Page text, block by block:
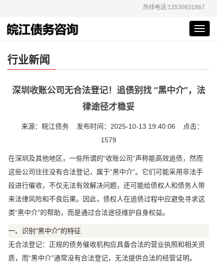
热线电话:13530831867
行业新闻
深圳收账公司无合法登记！追债别找 “黑中介”，法
律途径才稳妥
来源：皖江债务 发布时间：2025-10-13 19:40:06 点击：
1579
在深圳及其他地区，一些所谓的“收账公司”声称能高效追债，然而
这些公司往往没有合法登记，属于“黑中介”。它们可能采用非法手
段进行催收，不仅无法有效解决问题，还可能给债权人和债务人带
来法律风险和不良后果。因此，债权人在追债过程中应避免寻求这
类“黑中介”的帮助，而是通过合法途径维护自身权益。
一、识别“黑中介”的特征
无合法登记：正规的债务催收机构应具备合法的营业执照和相关资
质，而“黑中介”通常没有合法登记，无法提供合法的经营证明。